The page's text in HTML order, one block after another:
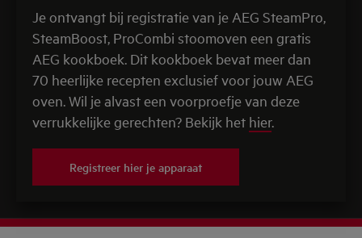
Je ontvangt bij registratie van je AEG SteamPro,
SteamBoost, ProCombi stoomoven een gratis
AEG kookboek. Dit kookboek bevat meer dan
70 heerlijke recepten exclusief voor jouw AEG
oven. Wil je alvast een voorproefje van deze
verrukkelijke gerechten? Bekijk het hier.
Registreer hier je apparaat